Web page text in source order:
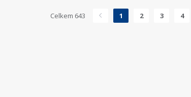
Celkem 643 1 2 3 4